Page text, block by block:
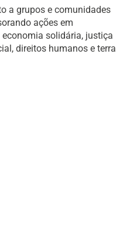
a grupos e comunidades
ações em
solidária, justiça
direitos humanos e terra